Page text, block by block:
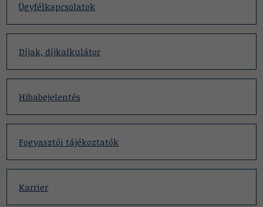
Ügyfélkapcsolatok
Díjak, díjkalkulátor
Hibabejelentés
Fogyasztói tájékoztatók
Karrier